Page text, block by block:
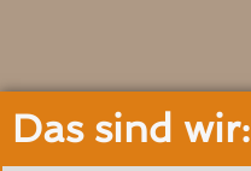
Das sind wir: